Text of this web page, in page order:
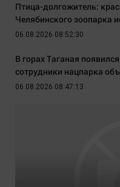
Птица-долгожитель:
Челябинского зоопарка
06.08.2026 08:52:30
В горах Таганая
сотрудники нацпарка
06.08.2026 08:47:13